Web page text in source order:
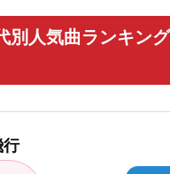
別人気曲ランキング
行